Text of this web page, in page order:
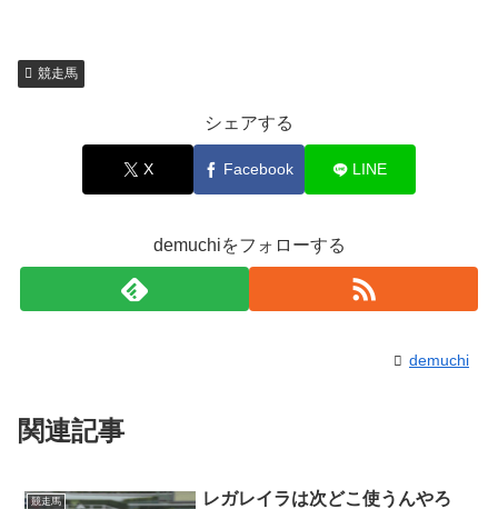
競走馬
シェアする
X Facebook LINE
demuchiをフォローする
demuchi
関連記事
競走馬
レガレイラは次どこ使うんやろ